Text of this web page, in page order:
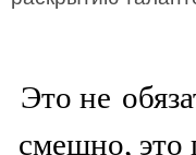
Это не
смешно, это